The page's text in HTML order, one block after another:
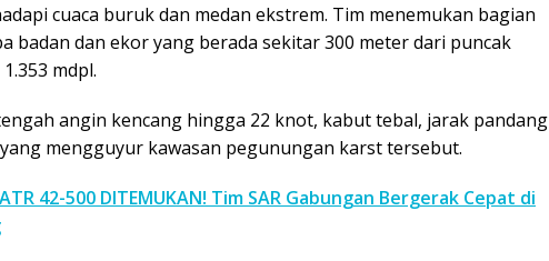
cuaca buruk dan medan ekstrem. Tim menemukan bagian
badan dan ekor yang berada sekitar 300 meter dari puncak
mdpl.
angin kencang hingga 22 knot, kabut tebal, jarak pandang
mengguyur kawasan pegunungan karst tersebut.
42-500 DITEMUKAN! Tim SAR Gabungan Bergerak Cepat di